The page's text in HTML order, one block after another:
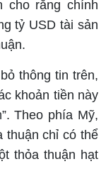
cho rằng chính
tỷ USD tài sản
thông tin trên,
khoản tiền này
Theo phía Mỹ,
thuận chỉ có thể
thỏa thuận hạt